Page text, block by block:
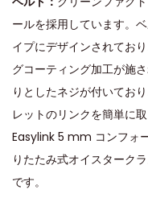
ールを採用しています。
イプにデザインされてお
グコーティング加工が施
りとしたネジが付いてお
レットのリンクを簡単に
Easylink 5 mm コンフォ
りたたみ式オイスターク
です。